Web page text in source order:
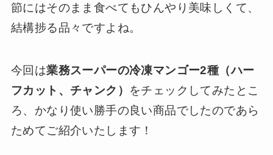
節にはそのまま食べてもひんやり美味しくて、
結構捗る品々ですよね。
今回は業務スーパーの冷凍マンゴー2種（ハー
フカット、チャンク） をチェックしてみたとこ
ろ、かなり使い勝手の良い商品でしたのであら
ためてご紹介いたします！